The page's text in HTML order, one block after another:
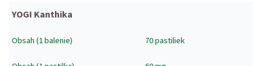
YOGI Kanthika
Obsah (1 balenie) 70 pastiliek